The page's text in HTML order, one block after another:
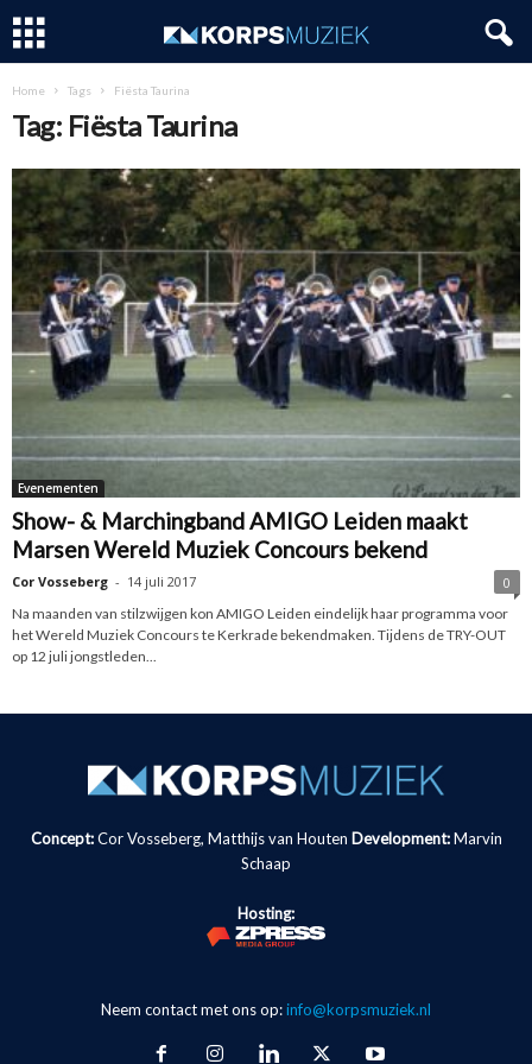
Home Tags Fiësta Taurina
Tag: Fiësta Taurina
Evenementen
Show- & Marchingband AMIGO Leiden maakt
Marsen Wereld Muziek Concours bekend
Cor Vosseberg - 14 juli 2017
0
Na maanden van stilzwijgen kon AMIGO Leiden eindelijk haar programma voor
het Wereld Muziek Concours te Kerkrade bekendmaken. Tijdens de TRY-OUT
op 12 juli jongstleden...
Concept:Cor Vosseberg, Matthijs van Houten Development: Marvin
Schaap
Hosting:
Neem contact met ons op:info@korpsmuziek.nl